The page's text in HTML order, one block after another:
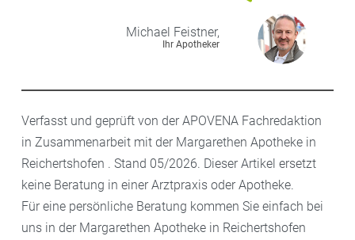
Michael Feistner,
Ihr Apotheker
Verfasst und geprüft von der APOVENA Fachredaktion
in Zusammenarbeit mit der Margarethen Apotheke in
Reichertshofen . Stand 05/2026. Dieser Artikel ersetzt
keine Beratung in einer Arztpraxis oder Apotheke.
Für eine persönliche Beratung kommen Sie einfach bei
uns in der Margarethen Apotheke in Reichertshofen